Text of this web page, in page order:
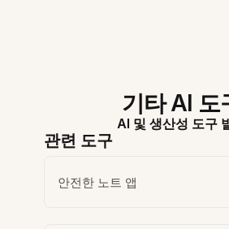
기타 AI 도
AI 및 생산성 도구
관련 도구
안전한 노트 앱